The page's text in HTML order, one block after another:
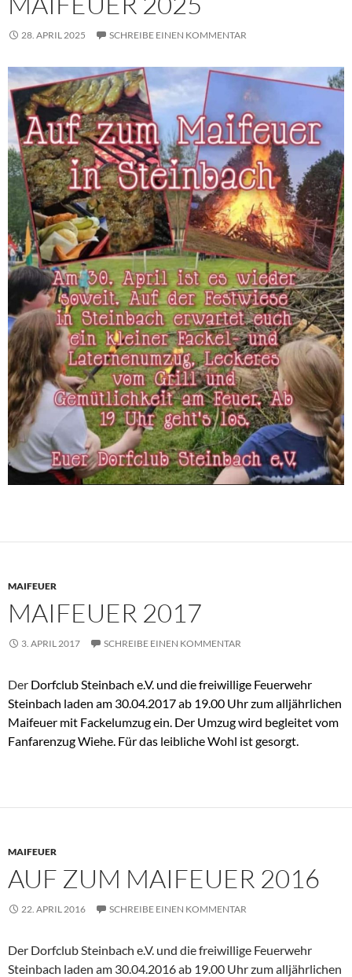
28. APRIL 2025 SCHREIBE EINEN KOMMENTAR
MAIFEUER
MAIFEUER 2017
3. APRIL 2017 SCHREIBE EINEN KOMMENTAR
Der Dorfclub Steinbach e.V. und die freiwillige Feuerwehr
Steinbach laden am 30.04.2017 ab 19.00 Uhr zum alljährlichen
Maifeuer mit Fackelumzug ein. Der Umzug wird begleitet vom
Fanfarenzug Wiehe. Für das leibliche Wohl ist gesorgt.
MAIFEUER
AUF ZUM MAIFEUER 2016
22. APRIL 2016 SCHREIBE EINEN KOMMENTAR
Der Dorfclub Steinbach e.V. und die freiwillige Feuerwehr
Steinbach laden am 30.04.2016 ab 19.00 Uhr zum alljährlichen